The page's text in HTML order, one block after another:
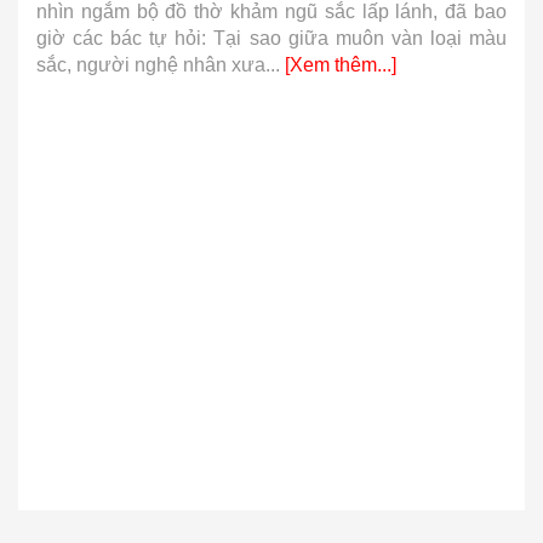
nhìn ngắm bộ đồ thờ khảm ngũ sắc lấp lánh, đã bao
giờ các bác tự hỏi: Tại sao giữa muôn vàn loại màu
sắc, người nghệ nhân xưa... [Xem thêm...]